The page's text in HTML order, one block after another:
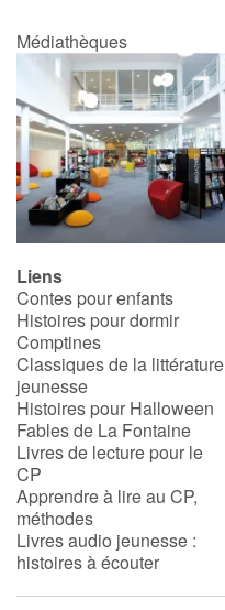
Médiathèques
Liens
Contes pour enfants
Histoires pour dormir
Comptines
Classiques de la littérature
jeunesse
Histoires pour Halloween
Fables de La Fontaine
Livres de lecture pour le
CP
Apprendre à lire au CP,
méthodes
Livres audio jeunesse :
histoires à écouter